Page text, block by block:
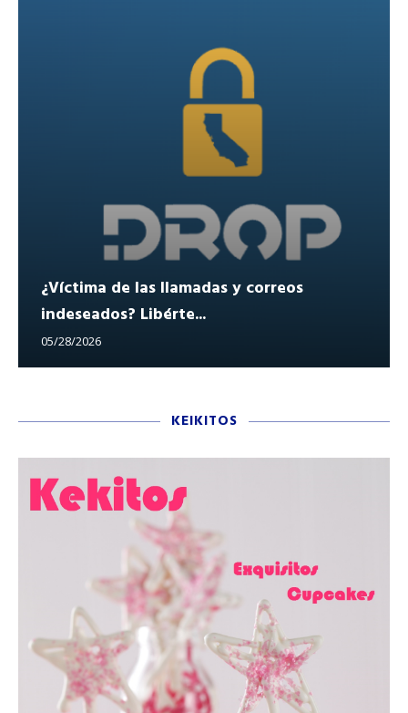
¿Víctima de las llamadas y correos
indeseados? Libérte...
05/28/2026
KEIKITOS